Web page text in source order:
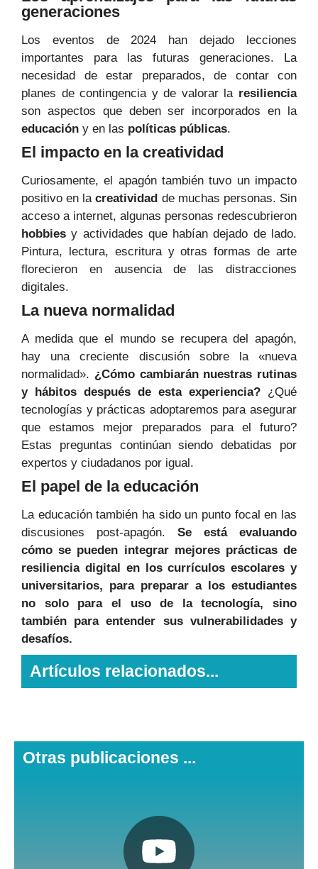
generaciones
Los eventos de 2024 han dejado lecciones
importantes para las futuras generaciones. La
necesidad de estar preparados, de contar con
planes de contingencia y de valorar la resiliencia
son aspectos que deben ser incorporados en la
educación y en las políticas públicas.
El impacto en la creatividad
Curiosamente, el apagón también tuvo un impacto
positivo en lacreatividad de muchas personas. Sin
acceso a internet, algunas personas redescubrieron
hobbies y actividades que habían dejado de lado.
Pintura, lectura, escritura y otras formas de arte
florecieron en ausencia de las distracciones
digitales.
La nueva normalidad
A medida que el mundo se recupera del apagón,
hay una creciente discusión sobre la «nueva
normalidad». ¿Cómo cambiarán nuestras rutinas
y hábitos después de esta experiencia? ¿Qué
tecnologías y prácticas adoptaremos para asegurar
que estamos mejor preparados para el futuro?
Estas preguntas continúan siendo debatidas por
expertos y ciudadanos por igual.
El papel de la educación
La educación también ha sido un punto focal en las
discusiones post-apagón. Se está evaluando
cómo se pueden integrar mejores prácticas de
resiliencia digital en los currículos escolares y
universitarios, para preparar a los estudiantes
no solo para el uso de la tecnología, sino
también para entender sus vulnerabilidades y
desafíos.
Artículos relacionados...
Otras publicaciones ...
Pulsa aquí